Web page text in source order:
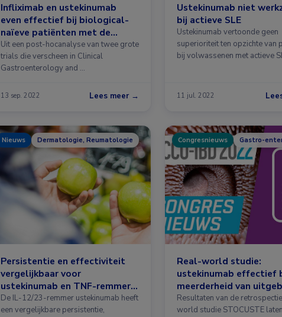
Infliximab en ustekinumab
even effectief bij biological-
naïeve patiënten met de
ziekte van Crohn
Uit een post-hocanalyse van twee grote
trials die verscheen in Clinical
Gastroenterology and …
13 sep. 2022 Lees meer →
Ustekinumab niet
bij actieve SLE
Ustekinumab vertoonde geen
superioriteit ten opzichte van
bij volwassenen met actieve
11 jul. 2022
Nieuws Dermatologie, Reumatologie
Persistentie en effectiviteit
vergelijkbaar voor
ustekinumab en TNF-remmer
bij PsA
De IL-12/23-remmer ustekinumab heeft
een vergelijkbare persistentie,
Congresnieuws Gastro-
Real-world studie:
ustekinumab effectief
meerderheid van
voorbehandelde
met de ziekte van Crohn
Resultaten van de
world studie STOCUSTE